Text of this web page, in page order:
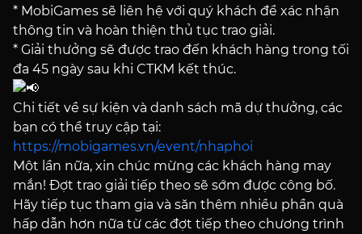
* MobiGames sẽ liên hệ với quý khách để xác nhận
thông tin và hoàn thiện thủ tục trao giải.
* Giải thưởng sẽ được trao đến khách hàng trong tối
đa 45 ngày sau khi CTKM kết thúc.
Chi tiết về sự kiện và danh sách mã dự thưởng, các
bạn có thể truy cập tại:
https://mobigames.vn/event/nhaphoi
Một lần nữa, xin chúc mừng các khách hàng may
mắn! Đợt trao giải tiếp theo sẽ sớm được công bố.
Hãy tiếp tục tham gia và săn thêm nhiều phần quà
hấp dẫn hơn nữa từ các đợt tiếp theo chương trình